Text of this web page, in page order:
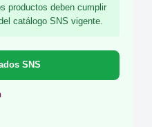
productos deben cumplir
catálogo SNS vigente.
SNS